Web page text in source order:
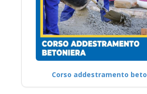
Corso addestramento